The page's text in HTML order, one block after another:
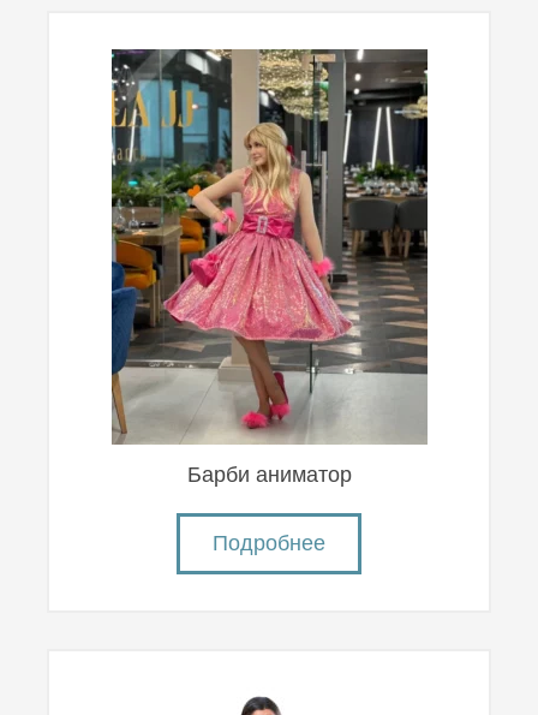
Барби аниматор
Подробнее